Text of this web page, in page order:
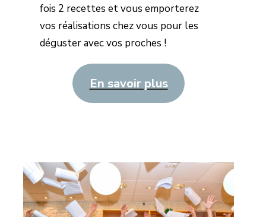
fois 2 recettes et vous emporterez
vos réalisations chez vous pour les
déguster avec vos proches !
En savoir plus